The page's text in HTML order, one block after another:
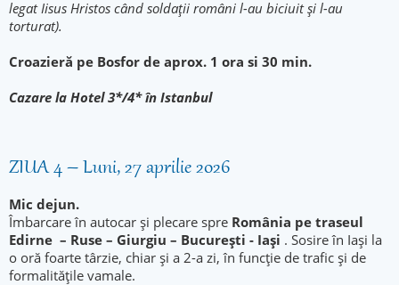
legat Iisus Hristos când soldaţii români l-au biciuit şi l-au
torturat).
Croazieră pe Bosfor de aprox. 1 ora si 30 min.
Cazare la Hotel 3*/4* în Istanbul
ZIUA 4 – Luni, 27 aprilie 2026
Mic dejun.
Îmbarcare în autocar și plecare spre România pe traseul
Edirne – Ruse – Giurgiu – București - Iași . Sosire în Iași la
o oră foarte târzie, chiar și a 2-a zi, în funcție de trafic și de
formalitățile vamale.